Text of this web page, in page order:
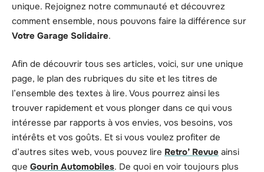
unique. Rejoignez notre communauté et découvrez
comment ensemble, nous pouvons faire la différence sur
Votre Garage Solidaire.
Afin de découvrir tous ses articles, voici, sur une unique
page, le plan des rubriques du site et les titres de
l’ensemble des textes à lire. Vous pourrez ainsi les
trouver rapidement et vous plonger dans ce qui vous
intéresse par rapports à vos envies, vos besoins, vos
intérêts et vos goûts. Et si vous voulez profiter de
d’autres sites web, vous pouvez lire Retro’ Revue ainsi
que Gourin Automobiles. De quoi en voir toujours plus